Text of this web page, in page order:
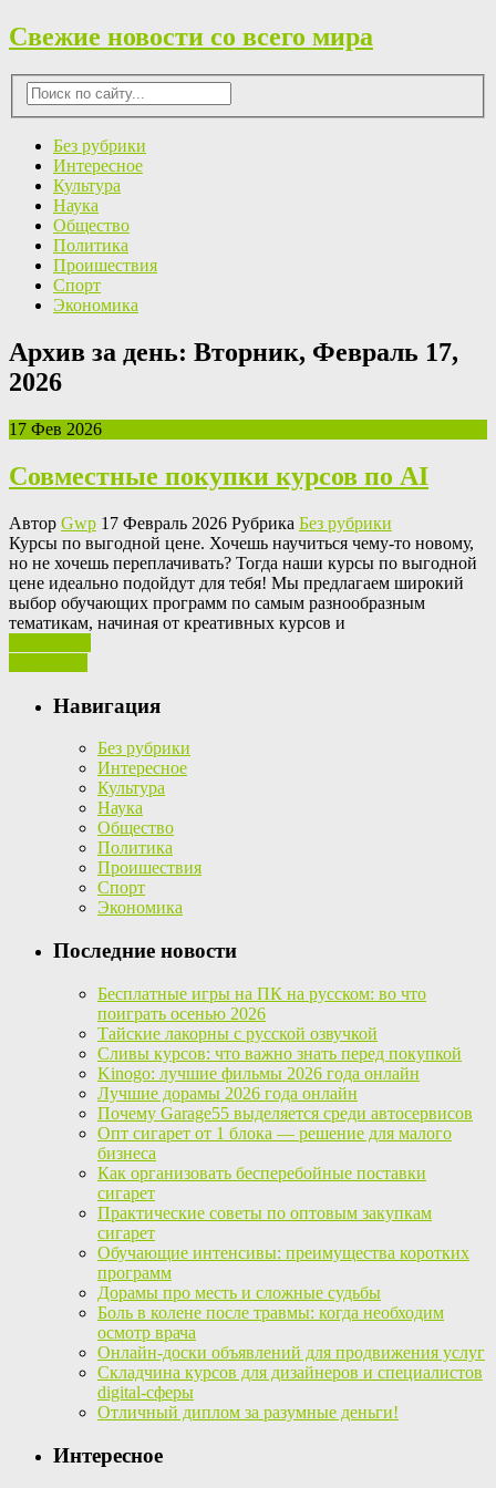
Свежие новости со всего мира
Без рубрики
Интересное
Культура
Наука
Общество
Политика
Проишествия
Спорт
Экономика
Архив за день: Вторник, Февраль 17,
2026
17 Фев 2026
Совместные покупки курсов по AI
Автор Gwp 17 Февраль 2026 Рубрика Без рубрики
Курсы пo выгoднoй цене. Хочешь научиться чему-то новому,
но не хочешь переплачивать? Тогда наши курсы по выгодной
цене идеально подойдут для тебя! Мы предлагаем широкий
выбор обучающих программ по самым разнообразным
тематикам, начиная от креативных курсов и
Навигация
Без рубрики
Интересное
Культура
Наука
Общество
Политика
Проишествия
Спорт
Экономика
Последние новости
Бесплатные игры на ПК на русском: во что
поиграть осенью 2026
Тайские лакорны с русской озвучкой
Сливы курсов: что важно знать перед покупкой
Kinogo: лучшие фильмы 2026 года онлайн
Лучшие дорамы 2026 года онлайн
Почему Garage55 выделяется среди автосервисов
Опт сигарет от 1 блока — решение для малого
бизнеса
Как организовать бесперебойные поставки
сигарет
Практические советы по оптовым закупкам
сигарет
Обучающие интенсивы: преимущества коротких
программ
Дорамы про месть и сложные судьбы
Боль в колене после травмы: когда необходим
осмотр врача
Онлайн-доски объявлений для продвижения услуг
Складчина курсов для дизайнеров и специалистов
digital-сферы
Отличный диплом за разумные деньги!
Интересное